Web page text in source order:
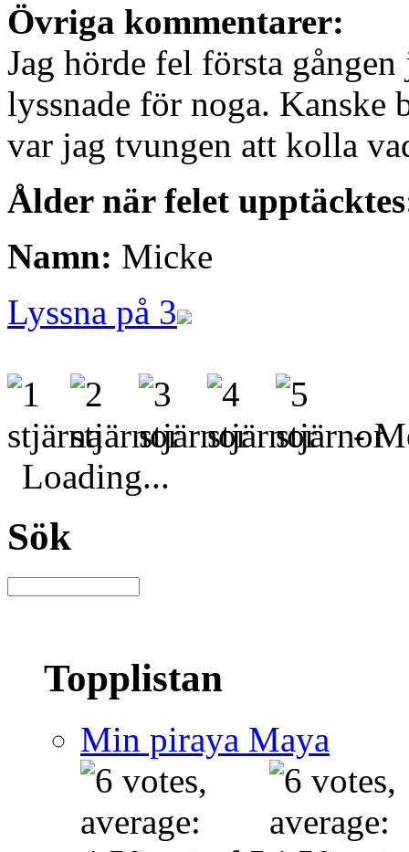
Övriga kommentarer:
Jag hörde fel första
lyssnade för noga. Kanske
var jag tvungen att kolla
Ålder när felet
Namn: Micke
Lyssna på 3
-
Loading...
Sök
Topplistan
Min piraya Maya